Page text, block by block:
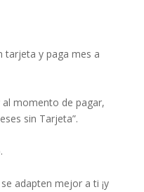
tarjeta y paga mes a
momento de pagar,
sin Tarjeta”.
adapten mejor a ti ¡y